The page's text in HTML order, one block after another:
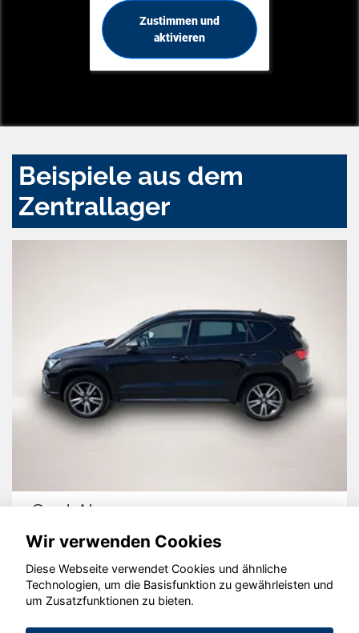
Zustimmen und
aktivieren
Beispiele aus dem
Zentrallager
Audi Q3
© konjunkturmotor.de GmbH 2020 - 2026
Wir verwenden Cookies
Diese Webseite verwendet Cookies und ähnliche
Technologien, um die Basisfunktion zu gewährleisten und
um Zusatzfunktionen zu bieten.